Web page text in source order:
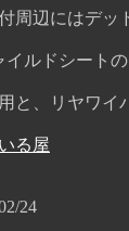
辺にはデッド
ドシートの
、リヤワイ
る屋
24